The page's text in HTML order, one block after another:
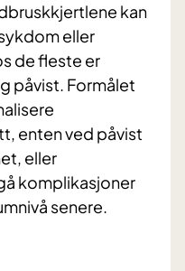
kan
eller
de fleste er
påvist. Formålet
enten ved påvist
eller
komplikasjoner
senere.